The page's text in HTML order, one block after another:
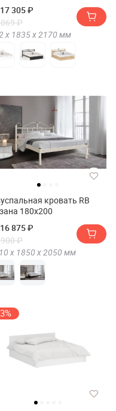
305 ₽
₽
х 1835 х2170 мм
кровать RB
180х200
875 ₽
₽
х 1850 х2050 мм